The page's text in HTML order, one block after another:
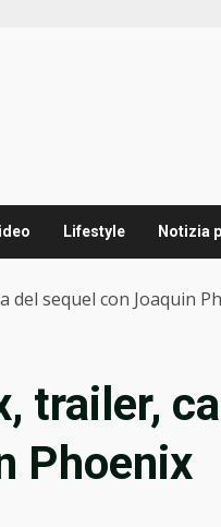
Lifestyle Notizia
del sequel con Joaquin
trailer,
Phoenix